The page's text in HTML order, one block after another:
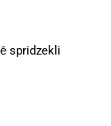
spridzekli